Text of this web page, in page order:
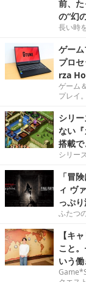
前、
の“幻
長い時
ゲー
プロ
rza
ゲーム
プレイ
シリ
ない
搭載で
シリー
「冒
ィ ヴ
っぷ
ふたつ
【キ
こと
いう